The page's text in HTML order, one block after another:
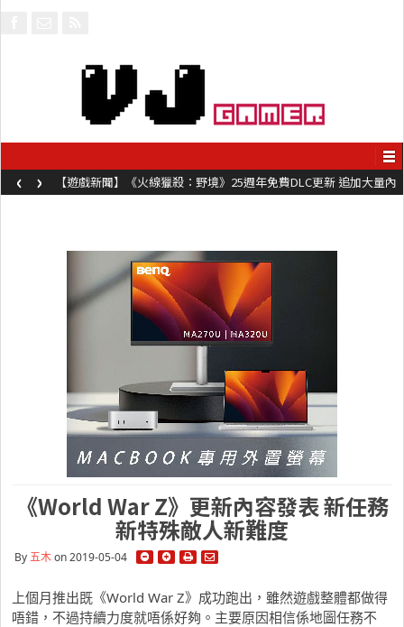
【遊戲新聞】《火線獵殺：野境》25週年免費DLC更新 追加大量內
容同時系舊作限時超平價折扣
‹ ›
《World War Z》更新內容發表 新任務
新特殊敵人新難度
By五木on 2019-05-04
上個月推出既《World War Z》成功跑出，雖然遊戲整體都做得
唔錯，不過持續力度就唔係好夠。主要原因相信係地圖任務不